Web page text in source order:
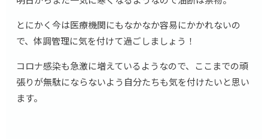
とにかく今は医療機関にもなかなか容易にかかれないの
で、体調管理に気を付けて過ごしましょう！
コロナ感染も急激に増えているようなので、ここまでの頑
張りが無駄にならないよう自分たちも気を付けたいと思い
ます。